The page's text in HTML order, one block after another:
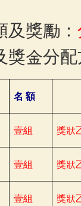
獎勵：
獎金分配
名 額
壹組 獎狀
壹組 獎狀
壹組 獎狀